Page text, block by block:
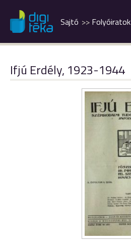
Folyóiratok
Sajtó
Ifjú Erdély, 1923-1944